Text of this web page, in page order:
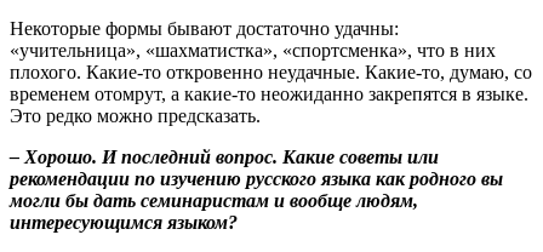
Некоторые формы бывают достаточно удачны:
«учительница», «шахматистка», «спортсменка», что в них
плохого. Какие-то откровенно неудачные. Какие-то, думаю, со
временем отомрут, а какие-то неожиданно закрепятся в языке.
Это редко можно предсказать.
– Хорошо. И последний вопрос. Какие советы или
рекомендации по изучению русского языка как родного вы
могли бы дать семинаристам и вообще людям,
интересующимся языком?